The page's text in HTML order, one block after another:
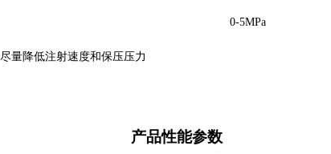
0-5MPa
尽量降低注射速度和保压压力
产品性能参数